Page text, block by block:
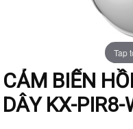
Camera Visionhitech
Camera KBVISION
Tap
CẢM BIẾN
DÂY KX-PIR8-